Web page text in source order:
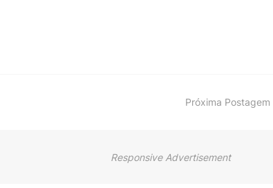
Próxima Postagem
Responsive Advertisement